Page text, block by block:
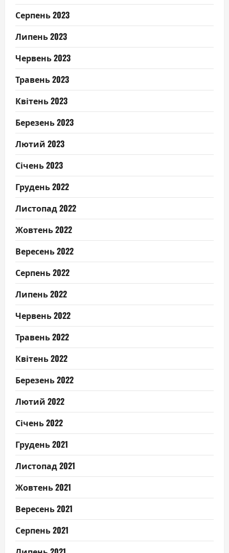
Серпень 2023
Липень 2023
Червень 2023
Травень 2023
Квітень 2023
Березень 2023
Лютий 2023
Січень 2023
Грудень 2022
Листопад 2022
Жовтень 2022
Вересень 2022
Серпень 2022
Липень 2022
Червень 2022
Травень 2022
Квітень 2022
Березень 2022
Лютий 2022
Січень 2022
Грудень 2021
Листопад 2021
Жовтень 2021
Вересень 2021
Серпень 2021